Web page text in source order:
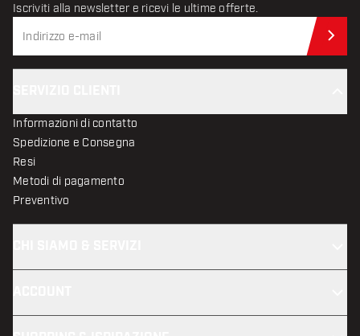
Iscriviti alla newsletter e ricevi le ultime offerte.
Informazioni di contatto
Spedizione e Consegna
Resi
Metodi di pagamento
Preventivo